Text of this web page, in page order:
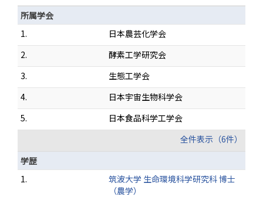
所属学会
1.
日本農芸化学会
2.
酵素工学研究会
3.
生態工学会
4.
日本宇宙生物科学会
5.
日本食品科学工学会
全件表示（6件）
学歴
1.
筑波大学 生命環境科学研究科 博士
（農学）